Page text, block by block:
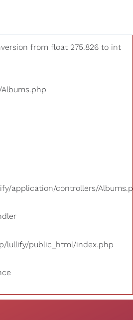
from float 275.826 to int
application/controllers/
lullify/public_html/index.php